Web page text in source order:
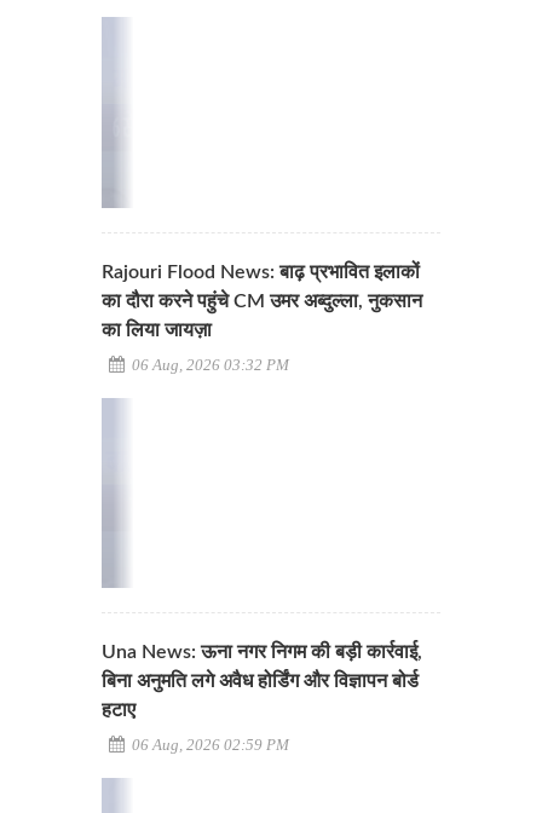
Rajouri Flood News: बाढ़ प्रभावित इलाकों
का दौरा करने पहुंचे CM उमर अब्दुल्ला, नुकसान
का लिया जायज़ा
06 Aug, 2026 03:32 PM
Una News: ऊना नगर निगम की बड़ी कार्रवाई,
बिना अनुमति लगे अवैध होर्डिंग और विज्ञापन बोर्ड
हटाए
06 Aug, 2026 02:59 PM